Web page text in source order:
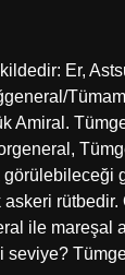
Er,
Amiral.
ile mareşal
seviye?